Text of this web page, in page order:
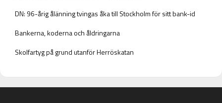
DN: 96-årig ålänning tvingas åka till Stockholm för sitt bank-id
Bankerna, koderna och åldringarna
Skolfartyg på grund utanför Herröskatan